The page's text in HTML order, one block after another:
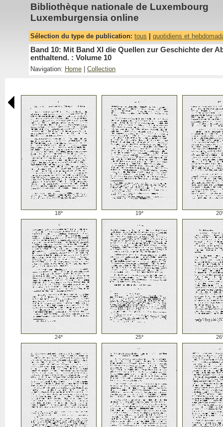
Bibliothèque nationale de Luxembourg
Luxemburgensia online
Sélection du type de publication: tous quotidiens et
Band 10: Mit Band XI die Quellen zur Geschichte der
enthaltend. : Volume 10
Navigation: Home Collection
18* 19*
24* 25*